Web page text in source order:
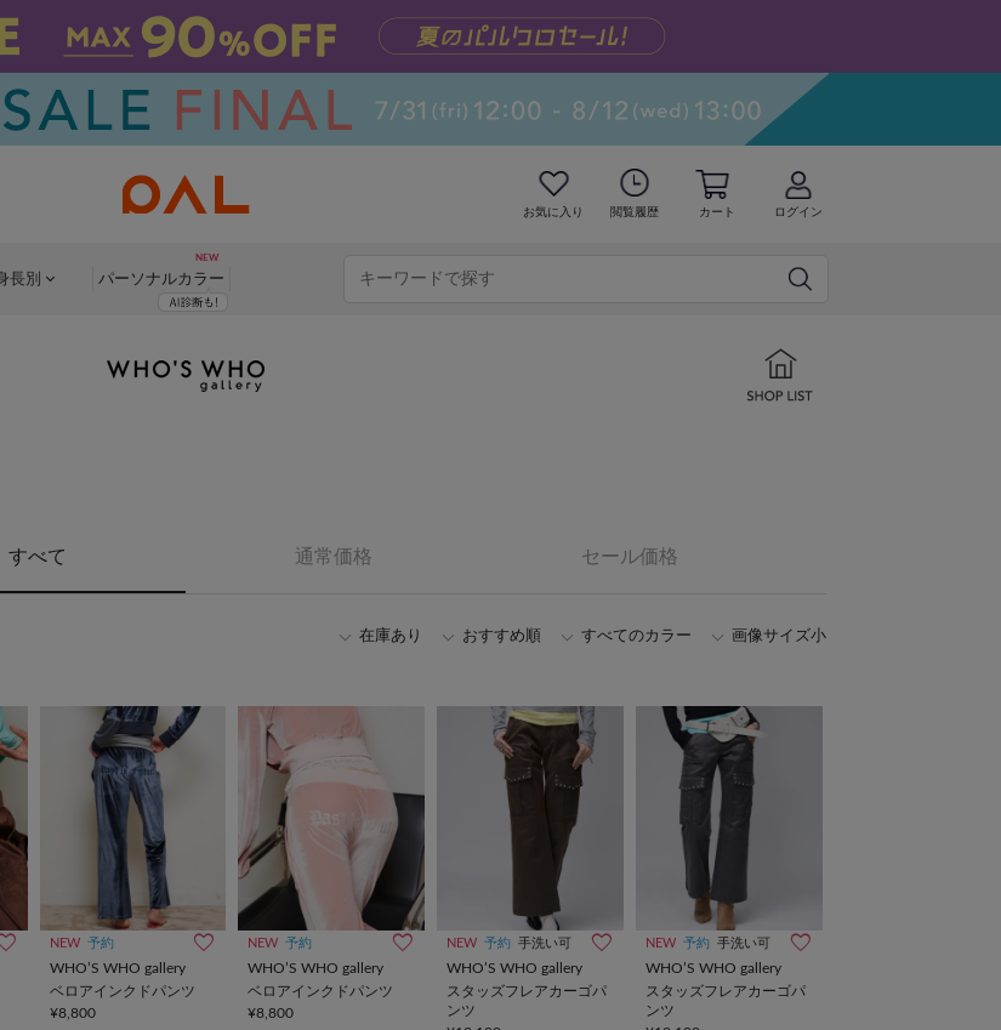
お気に入り 閲覧履歴 カート ログイン
長別 パーソナルカラー
すべて 通常価格 セール価格
在庫あり おすすめ順 すべてのカラー 画像サイズ小
NEW 予約
WHO’S WHO gallery
ベロアインクドパンツ
¥8,800
NEW 予約
WHO’S WHO gallery
ベロアインクドパンツ
¥8,800
NEW 予約 手洗い可
WHO’S WHO gallery
スタッズフレアカーゴパ
ンツ
NEW 予約 手洗い可
WHO’S WHO gallery
スタッズフレアカーゴパ
ンツ